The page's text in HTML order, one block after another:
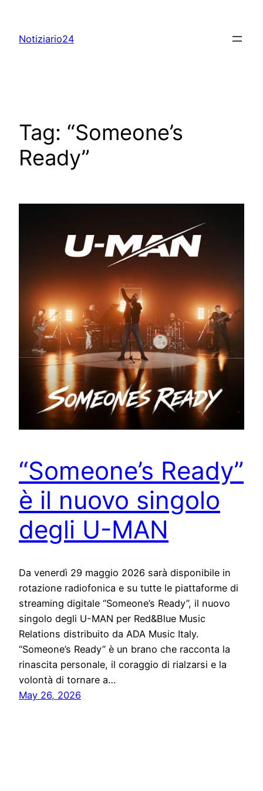
content
Notiziario24
Tag: “Someone’s
Ready”
“Someone’s Ready”
è il nuovo singolo
degli U-MAN
Da venerdì 29 maggio 2026 sarà disponibile in
rotazione radiofonica e su tutte le piattaforme di
streaming digitale “Someone’s Ready”, il nuovo
singolo degli U-MAN per Red&Blue Music
Relations distribuito da ADA Music Italy.
“Someone’s Ready” è un brano che racconta la
rinascita personale, il coraggio di rialzarsi e la
volontà di tornare a…
May 26, 2026